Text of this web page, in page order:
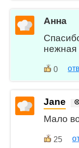
Анна
нежная
0
Jane
Мало
25